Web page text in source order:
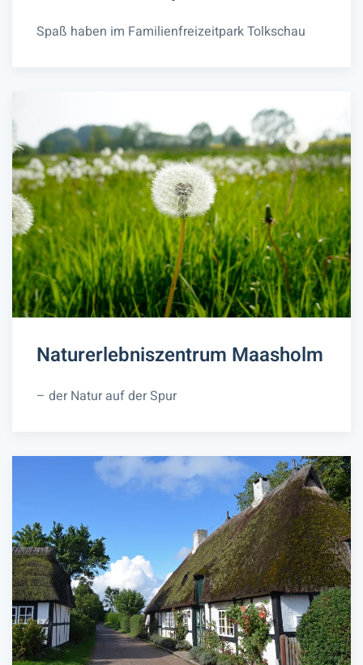
Spaß haben im Familienfreizeitpark Tolkschau
Naturerlebniszentrum Maasholm
– der Natur auf der Spur